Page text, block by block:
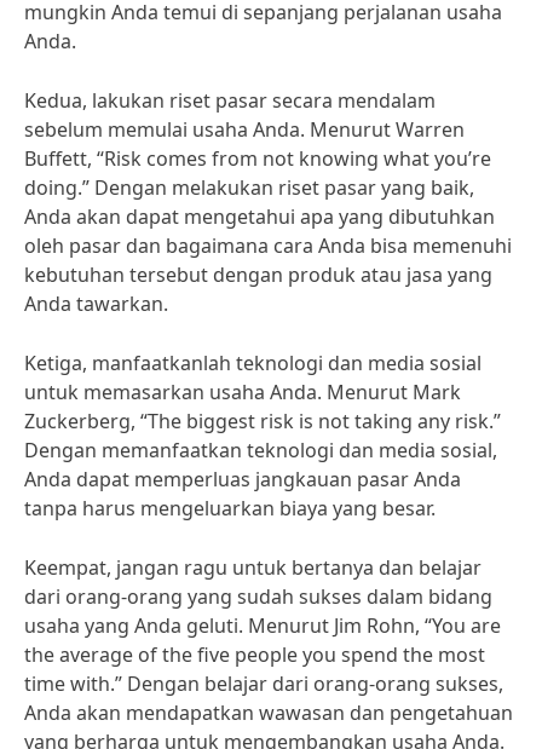
mungkin Anda temui di sepanjang perjalanan usaha
Anda.
Kedua, lakukan riset pasar secara mendalam
sebelum memulai usaha Anda. Menurut Warren
Buffett, “Risk comes from not knowing what you’re
doing.” Dengan melakukan riset pasar yang baik,
Anda akan dapat mengetahui apa yang dibutuhkan
oleh pasar dan bagaimana cara Anda bisa memenuhi
kebutuhan tersebut dengan produk atau jasa yang
Anda tawarkan.
Ketiga, manfaatkanlah teknologi dan media sosial
untuk memasarkan usaha Anda. Menurut Mark
Zuckerberg, “The biggest risk is not taking any risk.”
Dengan memanfaatkan teknologi dan media sosial,
Anda dapat memperluas jangkauan pasar Anda
tanpa harus mengeluarkan biaya yang besar.
Keempat, jangan ragu untuk bertanya dan belajar
dari orang-orang yang sudah sukses dalam bidang
usaha yang Anda geluti. Menurut Jim Rohn, “You are
the average of the five people you spend the most
time with.” Dengan belajar dari orang-orang sukses,
Anda akan mendapatkan wawasan dan pengetahuan
yang berharga untuk mengembangkan usaha Anda.